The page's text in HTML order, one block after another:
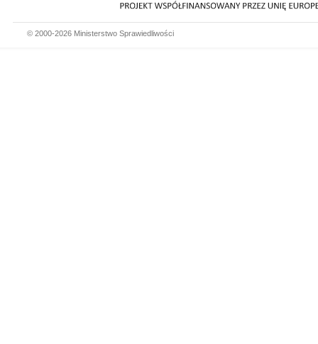
© 2000-2026 Ministerstwo Sprawiedliwości